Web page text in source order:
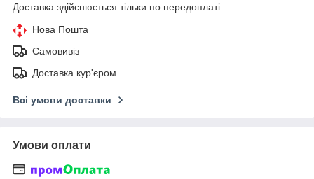
Доставка здійснюється тільки по передоплаті.
Нова Пошта
Самовивіз
Доставка кур'єром
Всі умови доставки
Умови оплати